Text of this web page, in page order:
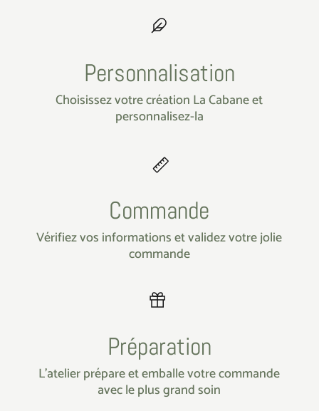
Personnalisation
Choisissez votre création La Cabane et
personnalisez-la
Commande
Vérifiez vos informations et validez votre jolie
commande
Préparation
L’atelier prépare et emballe votre commande
avec le plus grand soin